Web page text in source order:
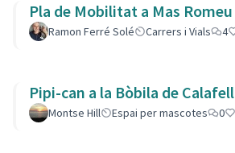
Pla de Mobilitat a Mas Romeu
Ramon Ferré Solé Carrers i Vials 4
Pipi-can a la Bòbila de Calafell
Montse Hill Espai per mascotes 0